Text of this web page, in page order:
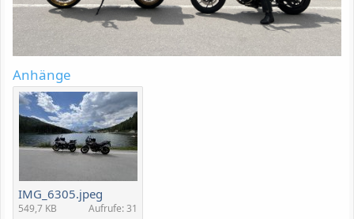
Anhänge
IMG_6305.jpeg
549,7 KB Aufrufe: 31